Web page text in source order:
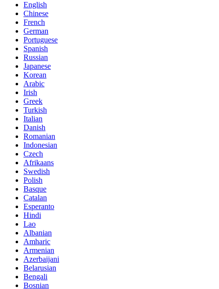
English
Chinese
French
German
Portuguese
Spanish
Russian
Japanese
Korean
Arabic
Irish
Greek
Turkish
Italian
Danish
Romanian
Indonesian
Czech
Afrikaans
Swedish
Polish
Basque
Catalan
Esperanto
Hindi
Lao
Albanian
Amharic
Armenian
Azerbaijani
Belarusian
Bengali
Bosnian